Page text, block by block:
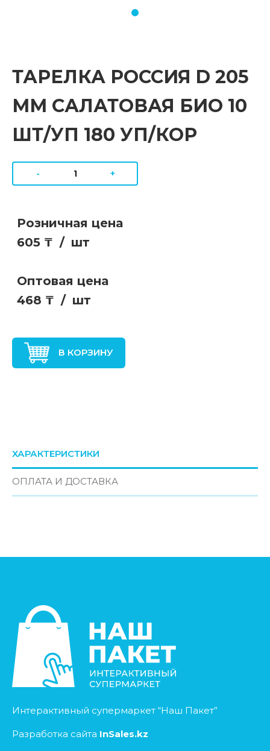
ТАРЕЛКА РОССИЯ D 205
ММ САЛАТОВАЯ БИО 10
ШТ/УП 180 УП/КОР
- +
Розничная цена
605 ₸ / шт
Оптовая цена
468 ₸ / шт
В КОРЗИНУ
ХАРАКТЕРИСТИКИ
ОПЛАТА И ДОСТАВКА
Интерактивный супермаркет “Наш Пакет”
Разработка сайта InSales.kz